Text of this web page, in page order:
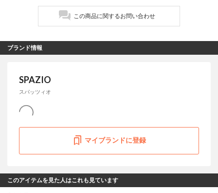
この商品に関するお問い合わせ
ブランド情報
SPAZIO
スパッツィオ
マイブランドに登録
このアイテムを見た人はこれも見ています